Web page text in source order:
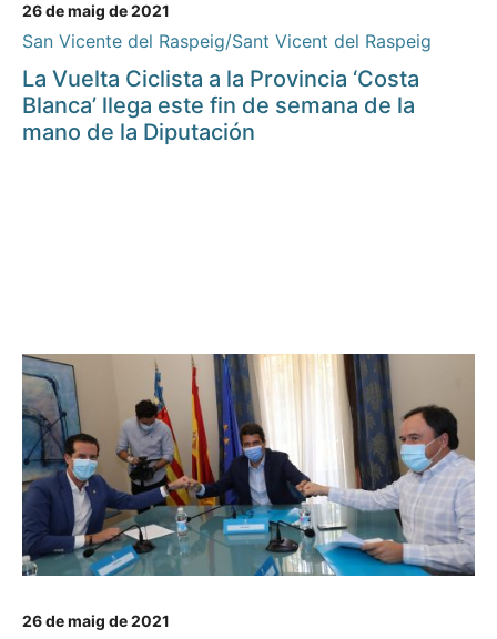
26 de maig de 2021
San Vicente del Raspeig/Sant Vicent del Raspeig
La Vuelta Ciclista a la Provincia ‘Costa
Blanca’ llega este fin de semana de la
mano de la Diputación
26 de maig de 2021